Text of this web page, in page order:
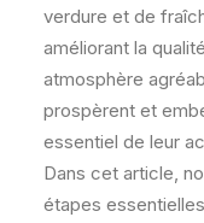
verdure et de
améliorant la
atmosphère
prospèrent et
essentiel de leur
Dans cet article,
étapes